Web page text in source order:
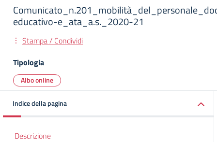
educativo-e_ata_a.s._2020-21
Stampa / Condividi
Tipologia
Albo online
Indice della pagina
Descrizione